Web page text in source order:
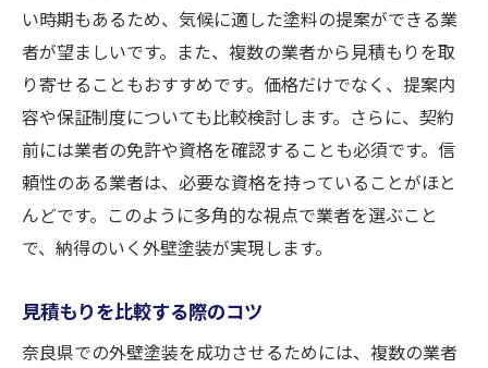
ト
業者選びで重視すべき資格と経験
地域密着型業者の利点
保証内容の確認方法
評判の良い業者の口コミの探し方
無料相談を活用した見極め方
施工後のサポート体制を確認
成功事例から学ぶポイント
過去の実績が示す施工の流れ
い時期もあるため、気候に適した塗料の提案ができる業
者が望ましいです。また、複数の業者から見積もりを取
り寄せることもおすすめです。価格だけでなく、提案内
容や保証制度についても比較検討します。さらに、契約
前には業者の免許や資格を確認することも必須です。信
頼性のある業者は、必要な資格を持っていることがほと
んどです。このように多角的な視点で業者を選ぶこと
で、納得のいく外壁塗装が実現します。
見積もりを比較する際のコツ
奈良県での外壁塗装を成功させるためには、複数の業者